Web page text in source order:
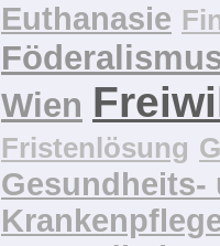
Euthanasie
Wien
Fristenlösung
Gesundheits-